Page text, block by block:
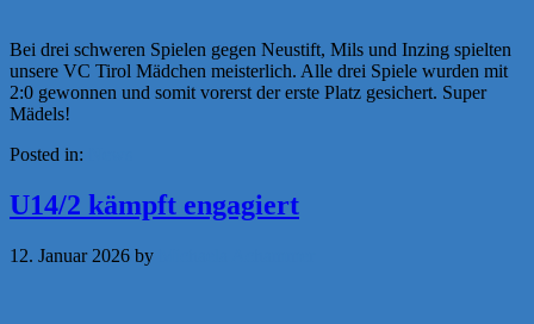
Bei drei schweren Spielen gegen Neustift, Mils und Inzing spielten
unsere VC Tirol Mädchen meisterlich. Alle drei Spiele wurden mit
2:0 gewonnen und somit vorerst der erste Platz gesichert. Super
Mädels!
Posted in:
U14/2 kämpft engagiert
12. Januar 2026 by